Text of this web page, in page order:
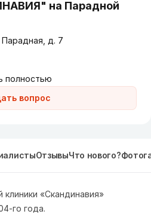
на Парадной
вопрос
Парадная, д. 7
полностью
ОтзывыЧто нового?
«Скандинавия»
го года.